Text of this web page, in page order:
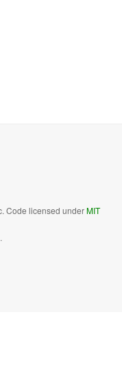
Code licensed underMIT
.